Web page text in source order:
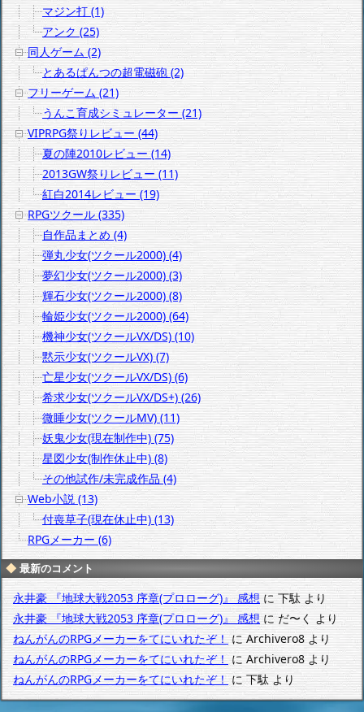
マジン打 (1)
アンク (25)
同人ゲーム (2)
とあるぱんつの超電磁砲 (2)
フリーゲーム (21)
うんこ育成シミュレーター (21)
VIPRPG祭りレビュー (44)
夏の陣2010レビュー (14)
2013GW祭りレビュー (11)
紅白2014レビュー (19)
RPGツクール (335)
自作品まとめ (4)
弾丸少女(ツクール2000) (4)
夢幻少女(ツクール2000) (3)
輝石少女(ツクール2000) (8)
輪姫少女(ツクール2000) (64)
機神少女(ツクールVX/DS) (10)
黙示少女(ツクールVX) (7)
亡星少女(ツクールVX/DS) (6)
希求少女(ツクールVX/DS+) (26)
微睡少女(ツクールMV) (11)
妖鬼少女(現在制作中) (75)
星図少女(制作休止中) (8)
その他試作/未完成作品 (4)
Web小説 (13)
付喪草子(現在休止中) (13)
RPGメーカー (6)
最新のコメント
永井豪 『地球大戦2053 序章(プロローグ)』 感想に下駄より
永井豪 『地球大戦2053 序章(プロローグ)』 感想にだ〜く より
ねんがんのRPGメーカーをてにいれたぞ！ に Archivero8 より
ねんがんのRPGメーカーをてにいれたぞ！ に Archivero8より
ねんがんのRPGメーカーをてにいれたぞ！に下駄より